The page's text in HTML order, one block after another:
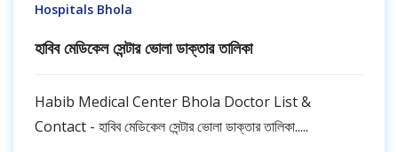
Hospitals Bhola
হাবিব মেডিকেল সেন্টার ভোলা ডাক্তার তালিকা
Habib Medical Center Bhola Doctor List &
Contact - হাবিব মেডিকেল সেন্টার ভোলা ডাক্তার তালিকা.....